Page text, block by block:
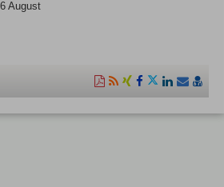
August
DieseRSS-
AufAufAufAufPervCard